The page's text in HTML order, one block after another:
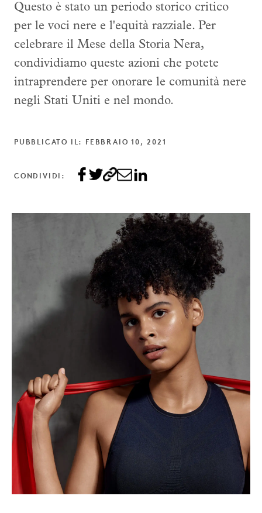
Questo è stato un periodo storico critico
per le voci nere e l'equità razziale. Per
celebrare il Mese della Storia Nera,
condividiamo queste azioni che potete
intraprendere per onorare le comunità nere
negli Stati Uniti e nel mondo.
PUBBLICATO IL: FEBBRAIO 10, 2021
CONDIVIDI: